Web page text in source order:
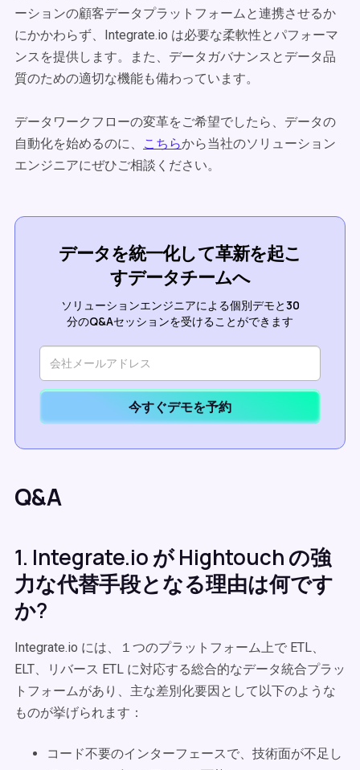
ーションの顧客データプラットフォームと連携させるか
にかかわらず、Integrate.io は必要な柔軟性とパフォーマ
ンスを提供します。また、データガバナンスとデータ品
質のための適切な機能も備わっています。
データワークフローの変革をご希望でしたら、データの
自動化を始めるのに、
こちらから当社のソリューション
エンジニアにぜひご相談ください。
データを統一化して革新を起こ
すデータチームへ
ソリューションエンジニアによる個別デモと30
分のQ&Aセッションを受けることができます
今すぐデモを予約
Q&A
1. Integrate.io が Hightouch の強
力な代替手段となる理由は何です
か?
Integrate.io には、１つのプラットフォーム上で ETL、
ELT、リバース ETL に対応する総合的なデータ統合プラッ
トフォームがあり、主な差別化要因として以下のような
ものが挙げられます：
コード不要のインターフェースで、技術面が不足し